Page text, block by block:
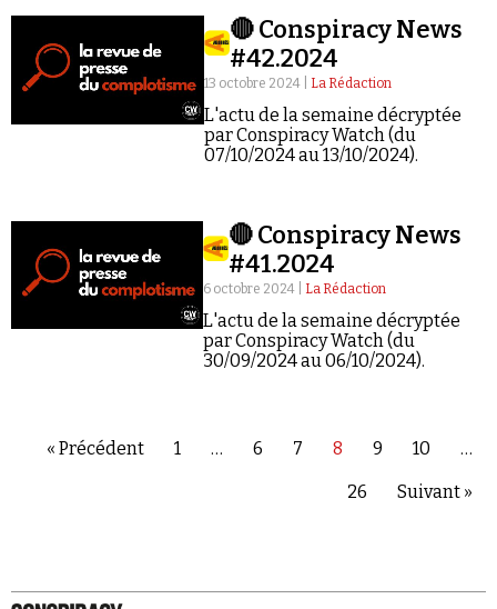
🔴 Conspiracy News
#42.2024
13 octobre 2024 | La Rédaction
L'actu de la semaine décryptée
par Conspiracy Watch (du
07/10/2024 au 13/10/2024).
🔴 Conspiracy News
#41.2024
6 octobre 2024 | La Rédaction
L'actu de la semaine décryptée
par Conspiracy Watch (du
30/09/2024 au 06/10/2024).
« Précédent 1 … 6 7 8 9 10 …
26 Suivant »